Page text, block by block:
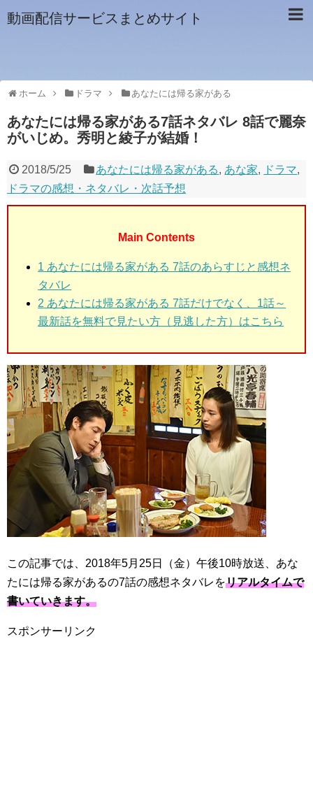
動画配信サービスまとめサイト
ホーム ドラマ あなたには帰る家がある
あなたには帰る家がある7話ネタバレ 8話で麗奈
がいじめ。秀明と綾子が結婚！
2018/5/25 あなたには帰る家がある, あな家, ドラマ,
ドラマの感想・ネタバレ・次話予想
Main Contents
1 あなたには帰る家がある 7話のあらすじと感想ネ
タバレ
2 あなたには帰る家がある 7話だけでなく、1話～
最新話を無料で見たい方（見逃した方）はこちら
この記事では、2018年5月25日（金）午後10時放送、あな
たには帰る家があるの7話の感想ネタバレをリアルタイムで
書いていきます。
スポンサーリンク